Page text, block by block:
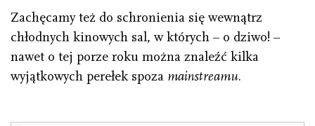
Zachęcamy też do schronienia się wewnątrz
chłodnych kinowych sal, w których – o dziwo! –
nawet o tej porze roku można znaleźć kilka
wyjątkowych perełek spoza mainstreamu.